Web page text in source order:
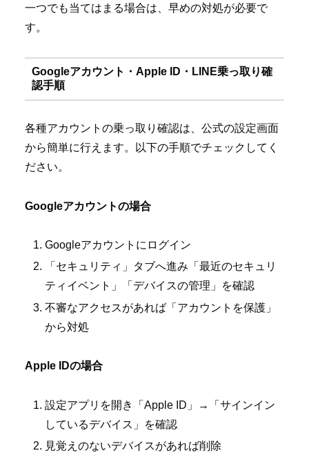
一つでも当てはまる場合は、早めの対処が必要で
す。
Googleアカウント・Apple ID・LINE乗っ取り確
認手順
各種アカウントの乗っ取り確認は、公式の設定画面
から簡単に行えます。以下の手順でチェックしてく
ださい。
Googleアカウントの場合
Googleアカウントにログイン
「セキュリティ」タブへ進み「最近のセキュリ
ティイベント」「デバイスの管理」を確認
不審なアクセスがあれば「アカウントを保護」
から対処
Apple IDの場合
設定アプリを開き「Apple ID」→「サインイン
しているデバイス」を確認
見覚えのないデバイスがあれば削除